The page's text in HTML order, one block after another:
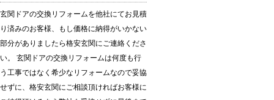
玄関ドアの交換リフォームを他社にてお見積
り済みのお客様、もし価格に納得がいかない
部分がありましたら格安玄関にご連絡くださ
い。 玄関ドアの交換リフォームは何度も行
う工事ではなく希少なリフォームなので妥協
せずに、格安玄関にご相談頂ければお客様に